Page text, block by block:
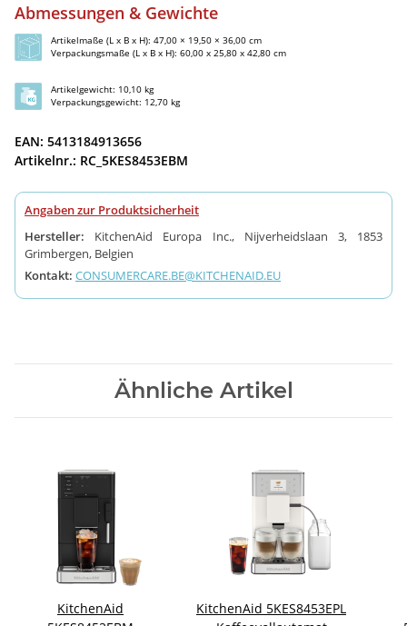
Abmessungen & Gewichte
Artikelmaße (L x B x H): 47,00 × 19,50 × 36,00 cm
Verpackungsmaße (L x B x H): 60,00 x 25,80 x 42,80 cm
Artikelgewicht: 10,10 kg
Verpackungsgewicht: 12,70 kg
EAN: 5413184913656
Artikelnr.: RC_5KES8453EBM
Angaben zur Produktsicherheit
Hersteller: KitchenAid Europa Inc., Nijverheidslaan 3, 1853
Grimbergen, Belgien
Kontakt: CONSUMERCARE.BE@KITCHENAID.EU
Ähnliche Artikel
KitchenAid
KitchenAid 5KES8453EPL